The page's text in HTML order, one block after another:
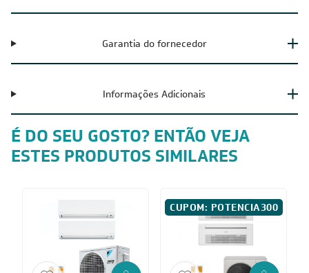
Garantia do fornecedor
Informações Adicionais
É DO SEU GOSTO? ENTÃO VEJA
ESTES PRODUTOS SIMILARES
CUPOM: POTENCIA300